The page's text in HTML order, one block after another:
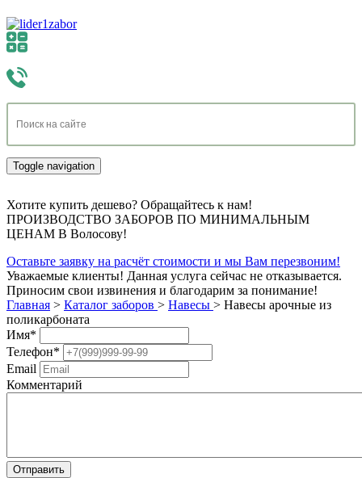
Toggle navigation
Хотите купить дешево? Обращайтесь к нам!
ПРОИЗВОДСТВО ЗАБОРОВ ПО МИНИМАЛЬНЫМ
ЦЕНАМ В Волосову!
Оставьте заявку на расчёт стоимости и мы Вам перезвоним!
Уважаемые клиенты! Данная услуга сейчас не отказывается.
Приносим свои извинения и благодарим за понимание!
Главная > Каталог заборов > Навесы > Навесы арочные из
поликарбоната
Имя*
Телефон*
Email
Комментарий